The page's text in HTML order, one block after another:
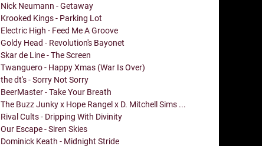
Nick Neumann - Getaway
Krooked Kings - Parking Lot
Electric High - Feed Me A Groove
Goldy Head - Revolution's Bayonet
Skar de Line - The Screen
Twanguero - Happy Xmas (War Is Over)
the dt's - Sorry Not Sorry
BeerMaster - Take Your Breath
The Buzz Junky x Hope Rangel x D. Mitchell Sims ...
Rival Cults - Dripping With Divinity
Our Escape - Siren Skies
Dominick Keath - Midnight Stride